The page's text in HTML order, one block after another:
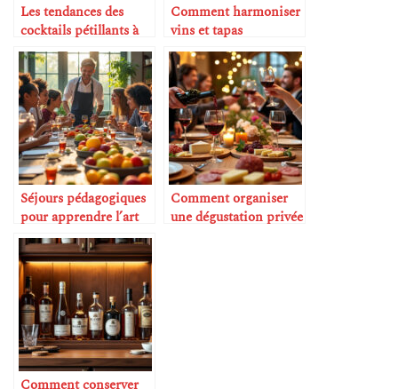
Les tendances des
cocktails pétillants à
base de vin
Comment harmoniser
vins et tapas
Séjours pédagogiques
pour apprendre l’art
de la dégustation
Comment organiser
une dégustation privée
Comment conserver